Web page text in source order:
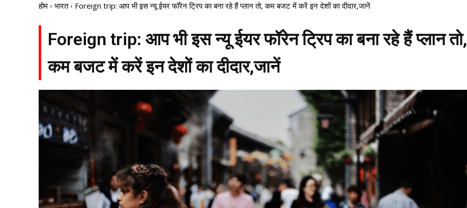
होम भारत Foreign trip: आप भी इस न्यू ईयर फॉरेन ट्रिप का बना रहे हैं प्लान तो, कम बजट में करें इन देशों का दीदार,जानें
Foreign trip: आप भी इस न्यू ईयर फॉरेन ट्रिप का बना रहे हैं प्लान तो,
कम बजट में करें इन देशों का दीदार,जानें